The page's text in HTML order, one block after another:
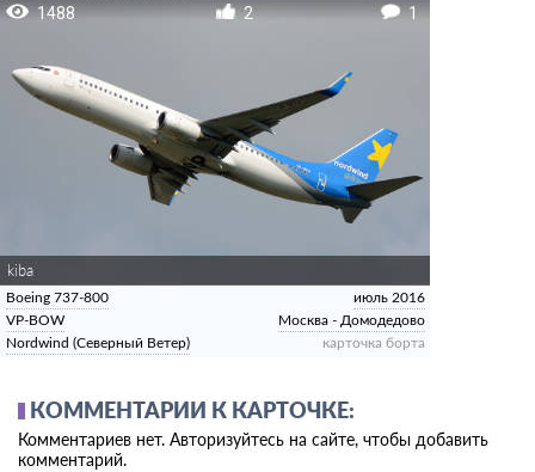
1488 2 1
kiba
Boeing 737-800
VP-BOW
Nordwind (Северный Ветер)
июль 2016
Москва - Домодедово
карточка борта
КОММЕНТАРИИ К КАРТОЧКЕ:
Комментариев нет. Авторизуйтесь на сайте, чтобы добавить
комментарий.